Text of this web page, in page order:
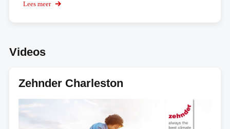
Lees meer over
Videos
Zehnder Charleston